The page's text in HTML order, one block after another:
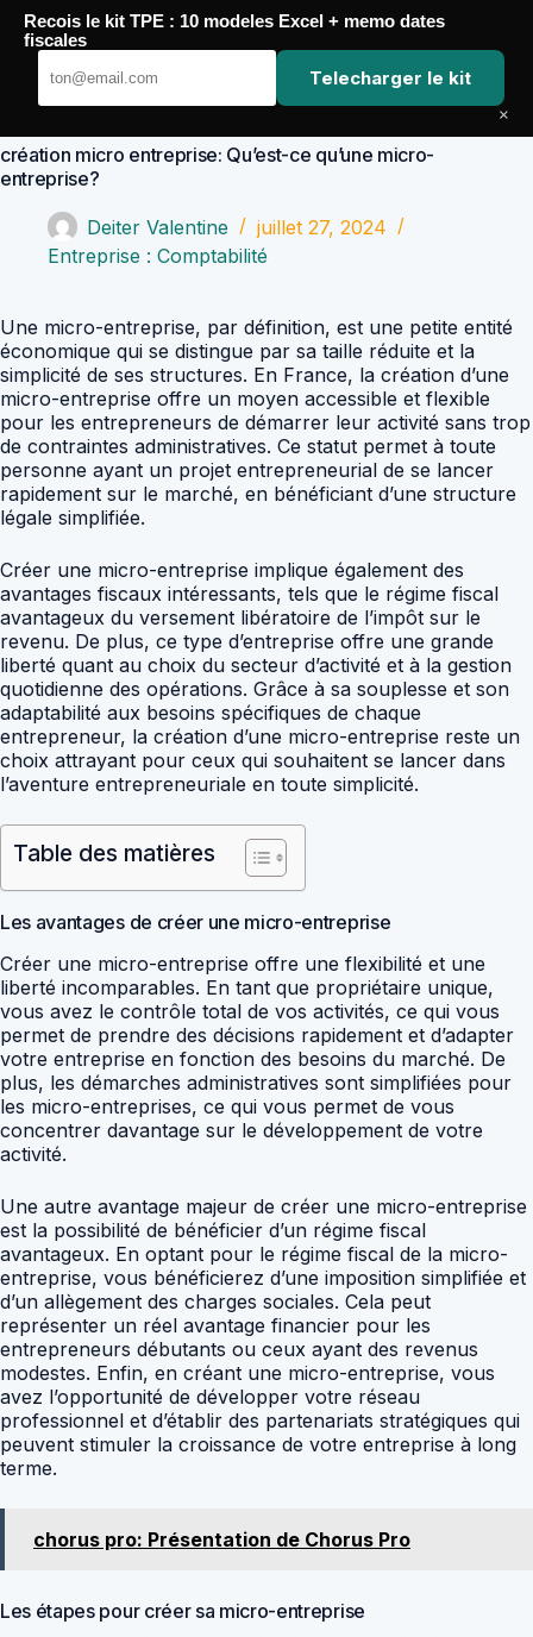
Passer
contenu
Comptabilité Job
création micro entreprise: Qu’est-ce qu’une micro-
entreprise?
Deiter Valentine
juillet 27, 2024
Entreprise : Comptabilité
Une micro-entreprise, par définition, est une petite entité
économique qui se distingue par sa taille réduite et la
simplicité de ses structures. En France, la création d’une
micro-entreprise offre un moyen accessible et flexible
pour les entrepreneurs de démarrer leur activité sans trop
de contraintes administratives. Ce statut permet à toute
personne ayant un projet entrepreneurial de se lancer
rapidement sur le marché, en bénéficiant d’une structure
légale simplifiée.
Créer une micro-entreprise implique également des
avantages fiscaux intéressants, tels que le régime fiscal
avantageux du versement libératoire de l’impôt sur le
revenu. De plus, ce type d’entreprise offre une grande
liberté quant au choix du secteur d’activité et à la gestion
quotidienne des opérations. Grâce à sa souplesse et son
adaptabilité aux besoins spécifiques de chaque
entrepreneur, la création d’une micro-entreprise reste un
choix attrayant pour ceux qui souhaitent se lancer dans
l’aventure entrepreneuriale en toute simplicité.
Table des matières
Les avantages de créer une micro-entreprise
Créer une micro-entreprise offre une flexibilité et une
liberté incomparables. En tant que propriétaire unique,
vous avez le contrôle total de vos activités, ce qui vous
permet de prendre des décisions rapidement et d’adapter
votre entreprise en fonction des besoins du marché. De
plus, les démarches administratives sont simplifiées pour
les micro-entreprises, ce qui vous permet de vous
concentrer davantage sur le développement de votre
activité.
Une autre avantage majeur de créer une micro-entreprise
est la possibilité de bénéficier d’un régime fiscal
avantageux. En optant pour le régime fiscal de la micro-
entreprise, vous bénéficierez d’une imposition simplifiée et
d’un allègement des charges sociales. Cela peut
représenter un réel avantage financier pour les
entrepreneurs débutants ou ceux ayant des revenus
modestes. Enfin, en créant une micro-entreprise, vous
avez l’opportunité de développer votre réseau
professionnel et d’établir des partenariats stratégiques qui
peuvent stimuler la croissance de votre entreprise à long
terme.
chorus pro: Présentation de Chorus Pro
Les étapes pour créer sa micro-entreprise
Recois le kit TPE : 10 modeles Excel + memo dates
fiscales
Telecharger le kit
×